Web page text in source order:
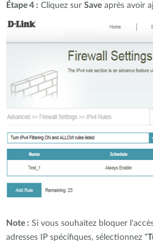
Étape 4 : Cliquez sur Save après avoir
Note : Si vous souhaitez bloquer
adresses IP spécifiques, sélectionnez “